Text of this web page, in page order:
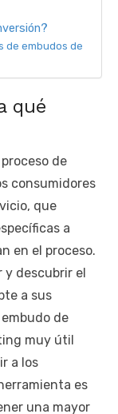
de embudos de
qué
de
consumidores
que
a
en el proceso.
y descubrir el
a sus
de
muy útil
a los
es
una mayor